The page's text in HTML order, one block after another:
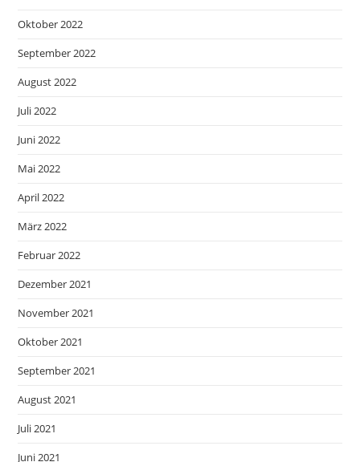
Oktober 2022
September 2022
August 2022
Juli 2022
Juni 2022
Mai 2022
April 2022
März 2022
Februar 2022
Dezember 2021
November 2021
Oktober 2021
September 2021
August 2021
Juli 2021
Juni 2021